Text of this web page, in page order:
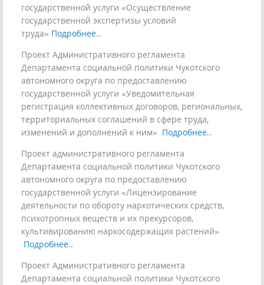
государственной услуги «Осуществление
государственной экспертизы условий
труда» Подробнее..
Проект Административного регламента
Департамента социальной политики Чукотского
автономного округа по предоставлению
государственной услуги «Уведомительная
регистрация коллективных договоров, региональных,
территориальных соглашений в сфере труда,
изменений и дополнений к ним» Подробнее..
Проект административного регламента
Департамента социальной политики Чукотского
автономного округа по предоставлению
государственной услуги «Лицензирование
деятельности по обороту наркотических средств,
психотропных веществ и их прекурсоров,
культивированию наркосодержащих растений»
Подробнее..
Проект Административного регламента
Департамента социальной политики Чукотского